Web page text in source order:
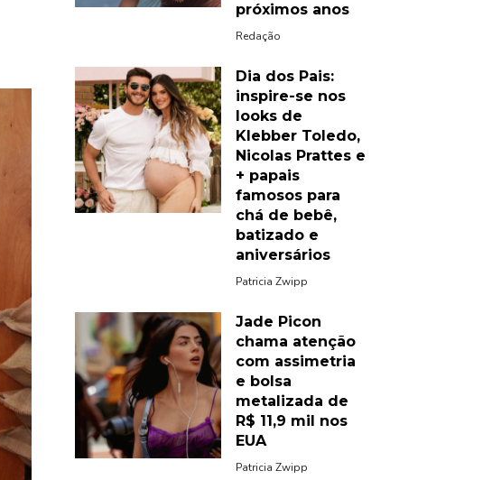
próximos anos
Redação
Dia dos Pais:
inspire-se nos
looks de
Klebber Toledo,
Nicolas Prattes e
+ papais
famosos para
chá de bebê,
batizado e
aniversários
Patricia Zwipp
Jade Picon
chama atenção
com assimetria
e bolsa
metalizada de
R$ 11,9 mil nos
EUA
Patricia Zwipp